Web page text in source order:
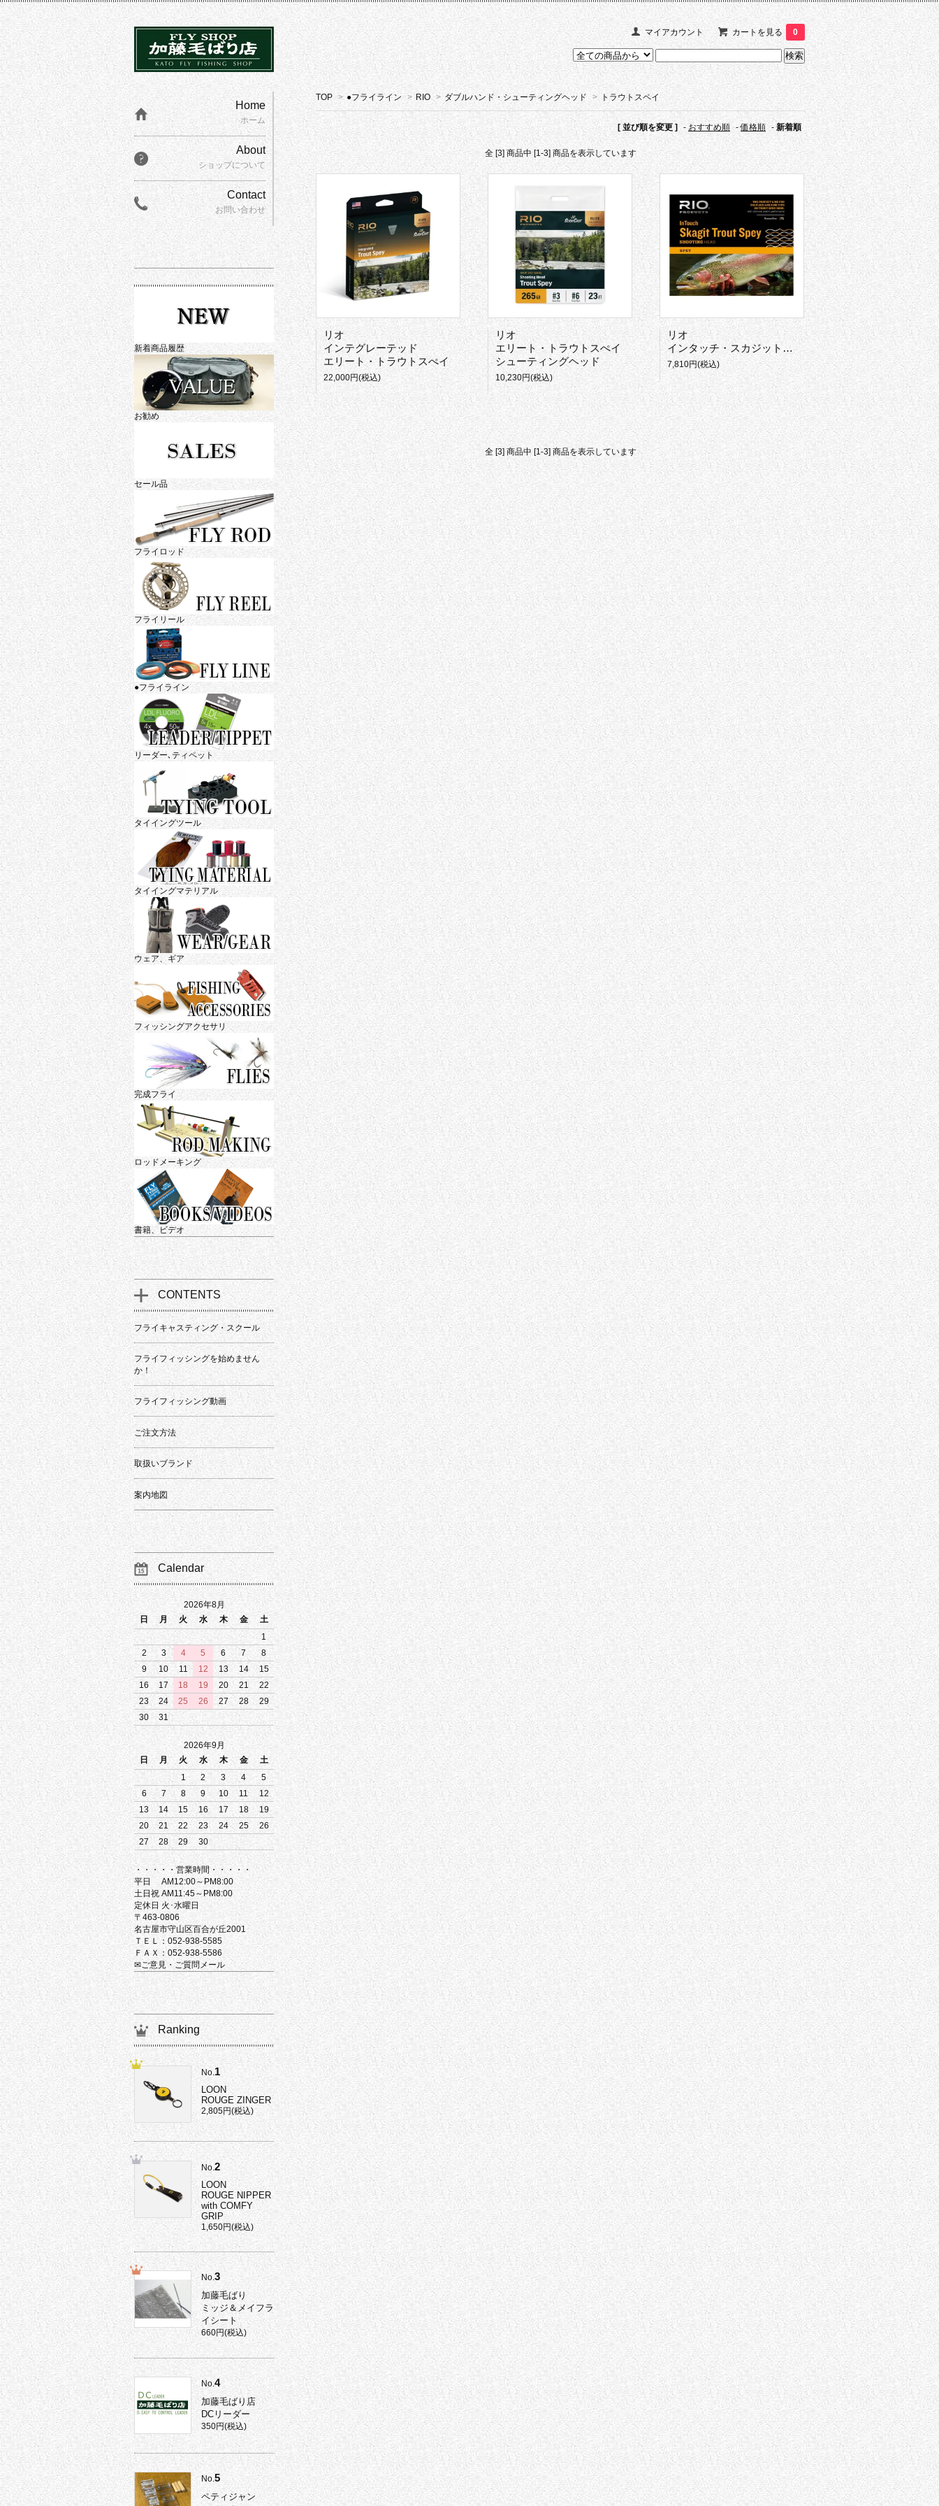
マイアカウント カートを見る 0
TOP > ●フライライン > RIO > ダブルハンド・シューティングヘッド > トラウトスペイ
[ 並び順を変更 ] - おすすめ順 -価格順 - 新着順
全 [3] 商品中 [1-3] 商品を表示しています
リオ
インテグレーテッド
エリート・トラウトスぺイ
22,000円(税込)
リオ
エリート・トラウトスぺイ
シューティングヘッド
10,230円(税込)
リオ
インタッチ・スカジットトラウトスペイ・シューティングヘッド
7,810円(税込)
全 [3] 商品中 [1-3] 商品を表示しています
Home
ホーム
About
ショップについて
Contact
お問い合わせ
新着商品履歴
お勧め
セール品
フライロッド
フライリール
●フライライン
リーダー､ティペット
タイイングツール
タイイングマテリアル
ウェア、ギア
フィッシングアクセサリ
完成フライ
ロッドメーキング
書籍、ビデオ
CONTENTS
フライキャスティング・スクール
フライフィッシングを始めません
か！
フライフィッシング動画
ご注文方法
取扱いブランド
案内地図
Calendar
2026年8月
日
月 火 水 木 金
土
1
2
3 4 5 6 7
8
9
10 11 12 13 14
15
16
17 18 19 20 21
22
23
24 25 26 27 28
29
30
31
2026年9月
日
月 火 水 木 金
土
1
2 3 4
5
6
7 8 9 10 11
12
13
14 15 16 17 18
19
20
21 22 23 24 25
26
27
28 29 30
・・・・・営業時間・・・・・
平日 AM12:00～PM8:00
土日祝 AM11:45～PM8:00
定休日 火･水曜日
〒463-0806
名古屋市守山区百合が丘2001
ＴＥＬ：052-938-5585
ＦＡＸ：052-938-5586
✉ご意見・ご質問メール
Ranking
No. 1
LOON
ROUGE ZINGER
2,805円(税込)
No. 2
LOON
ROUGE NIPPER
with COMFY
GRIP
1,650円(税込)
No.3
加藤毛ばり
ミッジ＆メイフラ
イシート
660円(税込)
No.4
加藤毛ばり店
DCリーダー
350円(税込)
No.5
ペティジャン